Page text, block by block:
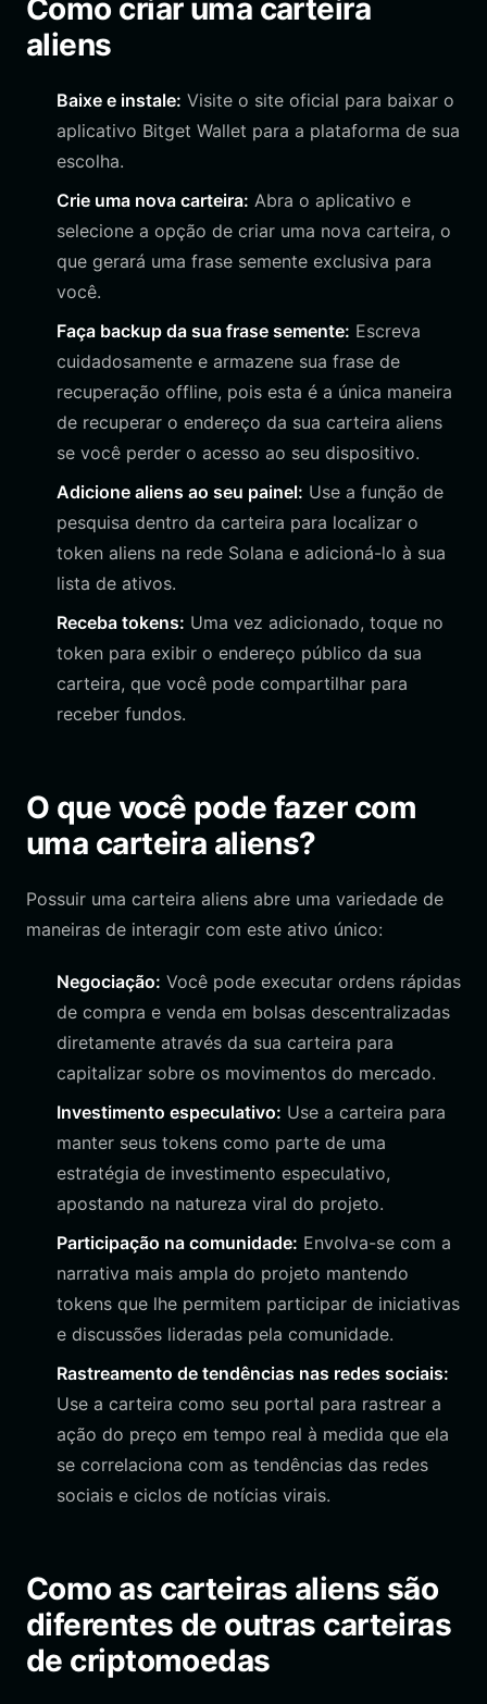
Como criar uma carteira
aliens
Baixe e instale: Visite o site oficial para baixar o
aplicativo Bitget Wallet para a plataforma de sua
escolha.
Crie uma nova carteira: Abra o aplicativo e
selecione a opção de criar uma nova carteira, o
que gerará uma frase semente exclusiva para
você.
Faça backup da sua frase semente: Escreva
cuidadosamente e armazene sua frase de
recuperação offline, pois esta é a única maneira
de recuperar o endereço da sua carteira aliens
se você perder o acesso ao seu dispositivo.
Adicione aliens ao seu painel: Use a função de
pesquisa dentro da carteira para localizar o
token aliens na rede Solana e adicioná-lo à sua
lista de ativos.
Receba tokens: Uma vez adicionado, toque no
token para exibir o endereço público da sua
carteira, que você pode compartilhar para
receber fundos.
O que você pode fazer com
uma carteira aliens?
Possuir uma carteira aliens abre uma variedade de
maneiras de interagir com este ativo único:
Negociação: Você pode executar ordens rápidas
de compra e venda em bolsas descentralizadas
diretamente através da sua carteira para
capitalizar sobre os movimentos do mercado.
Investimento especulativo: Use a carteira para
manter seus tokens como parte de uma
estratégia de investimento especulativo,
apostando na natureza viral do projeto.
Participação na comunidade: Envolva-se com a
narrativa mais ampla do projeto mantendo
tokens que lhe permitem participar de iniciativas
e discussões lideradas pela comunidade.
Rastreamento de tendências nas redes sociais:
Use a carteira como seu portal para rastrear a
ação do preço em tempo real à medida que ela
se correlaciona com as tendências das redes
sociais e ciclos de notícias virais.
Como as carteiras aliens são
diferentes de outras carteiras
de criptomoedas